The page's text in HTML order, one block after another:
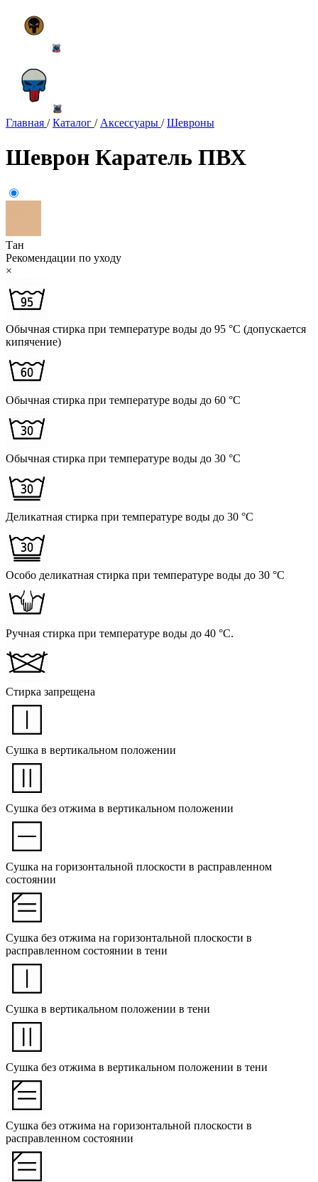
Главная / Каталог / Аксессуары / Шевроны
Шеврон Каратель ПВХ
Тан
Рекомендации по уходу
×
Обычная стирка при температуре воды до 95 °C (допускается
кипячение)
Обычная стирка при температуре воды до 60 °C
Обычная стирка при температуре воды до 30 °C
Деликатная стирка при температуре воды до 30 °C
Особо деликатная стирка при температуре воды до 30 °C
Ручная стирка при температуре воды до 40 °C.
Стирка запрещена
Сушка в вертикальном положении
Сушка без отжима в вертикальном положении
Сушка на горизонтальной плоскости в расправленном
состоянии
Сушка без отжима на горизонтальной плоскости в
расправленном состоянии в тени
Сушка в вертикальном положении в тени
Сушка без отжима в вертикальном положении в тени
Сушка без отжима на горизонтальной плоскости в
расправленном состоянии